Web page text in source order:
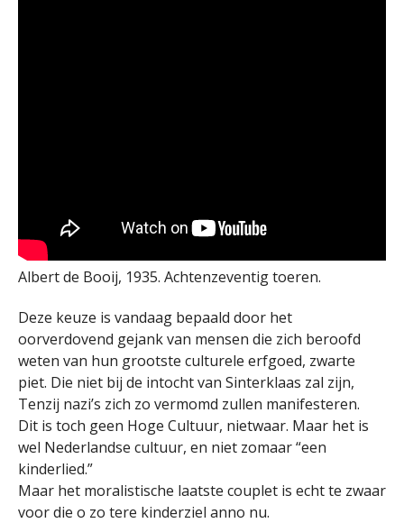
Albert de Booij, 1935. Achtenzeventig toeren.
Deze keuze is vandaag bepaald door het
oorverdovend gejank van mensen die zich beroofd
weten van hun grootste culturele erfgoed, zwarte
piet. Die niet bij de intocht van Sinterklaas zal zijn,
Tenzij nazi’s zich zo vermomd zullen manifesteren.
Dit is toch geen Hoge Cultuur, nietwaar. Maar het is
wel Nederlandse cultuur, en niet zomaar “een
kinderlied.”
Maar het moralistische laatste couplet is echt te zwaar
voor die o zo tere kinderziel anno nu.